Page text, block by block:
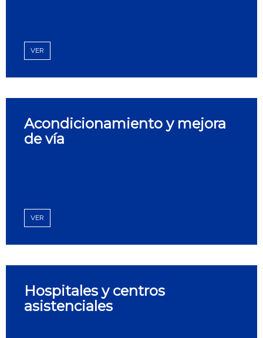
VER
Acondicionamiento y mejora
de vía
VER
Hospitales y centros
asistenciales